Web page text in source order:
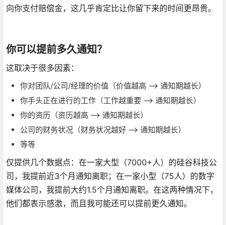
向你支付赔偿金，这几乎肯定比让你留下来的时间更昂贵。
你可以提前多久通知？
这取决于很多因素：
你对团队/公司/经理的价值（价值越高 —> 通知期越长）
你手头正在进行的工作（工作越重要 —> 通知期越长）
你的资历（资历越高 —> 通知期越长）
公司的财务状况（财务状况越好 —> 通知期越长）
等等
仅提供几个数据点：在一家大型（7000+人）的硅谷科技公
司，我提前近3个月通知离职；在一家小型（75人）的数字
媒体公司，我提前大约1.5个月通知离职。在这两种情况下，
他们都表示感激，而且我可能还可以提前更久通知。